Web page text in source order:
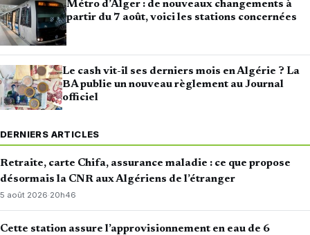
Métro d’Alger : de nouveaux changements à
partir du 7 août, voici les stations concernées
Le cash vit-il ses derniers mois en Algérie ? La
BA publie un nouveau règlement au Journal
officiel
DERNIERS ARTICLES
Retraite, carte Chifa, assurance maladie : ce que propose
désormais la CNR aux Algériens de l’étranger
5 août 2026·20h46
Cette station assure l’approvisionnement en eau de 6